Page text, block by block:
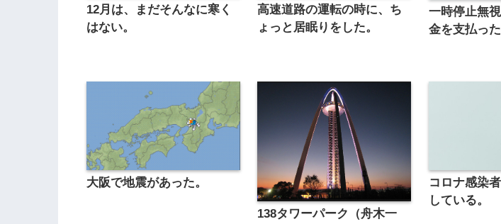
12月は、まだそんなに寒く
はない。
高速道路の運転の時に、ち
ょっと居眠りをした。
一時停止無
金を支払った
大阪で地震があった。
138タワーパーク（舟木一
コロナ感染
している。